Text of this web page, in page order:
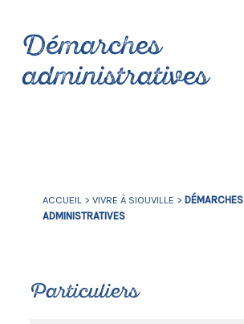
Démarches
administratives
ACCUEIL > VIVRE À SIOUVILLE > DÉMARCHES
ADMINISTRATIVES
Particuliers